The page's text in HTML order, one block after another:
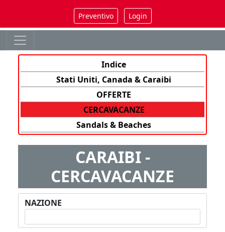
Preventivo Login
Indice
Stati Uniti, Canada & Caraibi
OFFERTE
CERCAVACANZE
Sandals & Beaches
CARAIBI -
CERCAVACANZE
NAZIONE